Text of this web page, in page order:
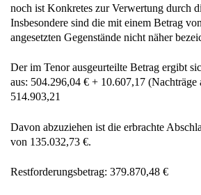
noch ist Konkretes zur Verwertung durch
Insbesondere sind die mit einem Betrag
angesetzten Gegenstände nicht näher
Der im Tenor ausgeurteilte Betrag ergibt
aus: 504.296,04 € + 10.607,17
514.903,21
Davon abzuziehen ist die erbrachte
von 135.032,73 €.
Restforderungsbetrag: 379.870,48 €